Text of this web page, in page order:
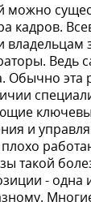
кадров.
Ведь
эта
и
такой
- одна